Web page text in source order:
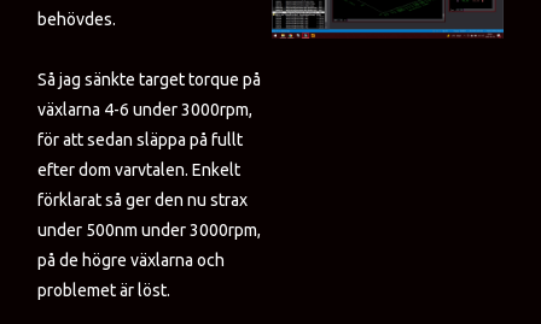
behövdes.
Så jag sänkte target torque på
växlarna 4-6 under 3000rpm,
för att sedan släppa på fullt
efter dom varvtalen. Enkelt
förklarat så ger den nu strax
under 500nm under 3000rpm,
på de högre växlarna och
problemet är löst.